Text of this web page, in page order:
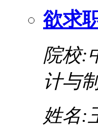
欲求
院校:
计与
姓名: